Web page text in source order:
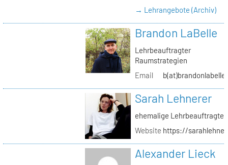
→ Lehrangebote (Archiv)
Brandon LaBelle
Lehrbeauftragter
Raumstrategien
Email
Sarah Lehnerer
ehemalige Lehrbeauftragte
Website https://
Alexander Lieck